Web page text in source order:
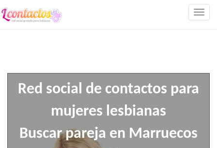
Red social de contactos para
mujeres lesbianas
Buscar pareja en Marruecos